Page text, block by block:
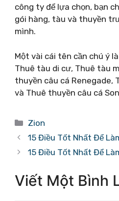
công ty để lựa chọn, bạn
gói hàng, tàu và thuyền
mình.
Một vài cái tên cần chú ý
Thuê tàu di cư, Thuê tàu
thuyền câu cá Renegade,
và Thuê thuyền câu cá
Danh
mục
Zion
15 Điều Tốt Nhất Để
15 Điều Tốt Nhất Để
Viết Một Bình